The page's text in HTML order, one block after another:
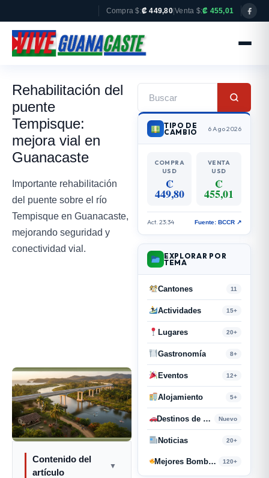
Compra $:₡ 449,80| Venta $:₡ 455,01
Rehabilitación del
puente
Tempisque:
mejora vial en
Guanacaste
Importante rehabilitación
del puente sobre el río
Tempisque en Guanacaste,
mejorando seguridad y
conectividad vial.
Contenido del
artículo
▼
TIPO DE
CAMBIO 6 Ago 2026
COMPRA
USD
₡
449,80
VENTA
USD
₡
455,01
Act. 23:34 Fuente: BCCR ↗
EXPLORAR POR
TEMA
Cantones 11
Actividades 15+
Lugares 20+
Gastronomía 8+
Eventos 12+
Alojamiento 5+
Destinos de Paso Nuevo
Noticias 20+
Mejores Bombas y Retahílas 120+